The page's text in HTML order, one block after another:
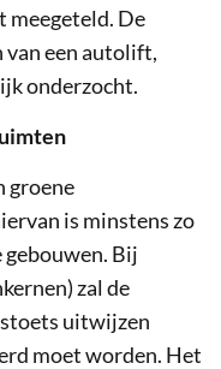
meegeteld. De
van een autolift,
onderzocht.
groene
is minstens zo
Bij
zal de
uitwijzen
moet worden. Het